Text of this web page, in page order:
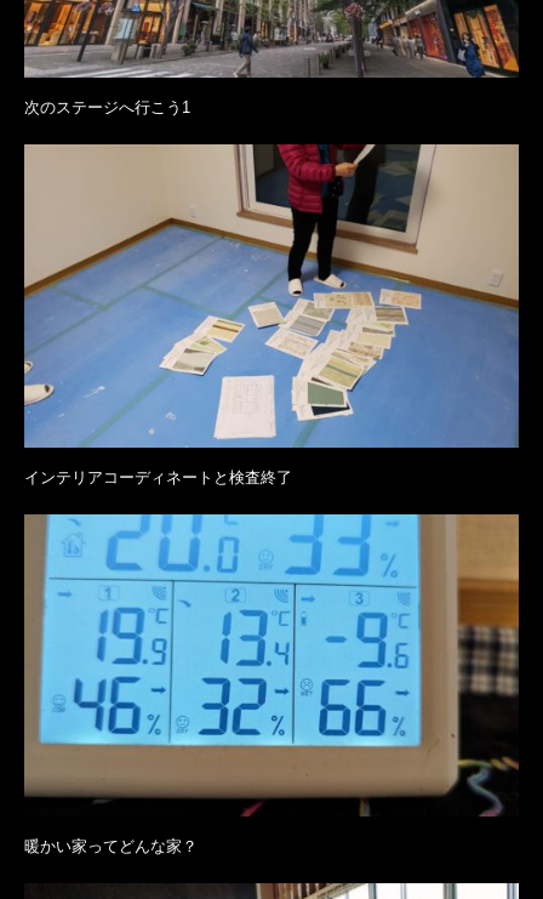
次のステージへ行こう1
インテリアコーディネートと検査終了
暖かい家ってどんな家？